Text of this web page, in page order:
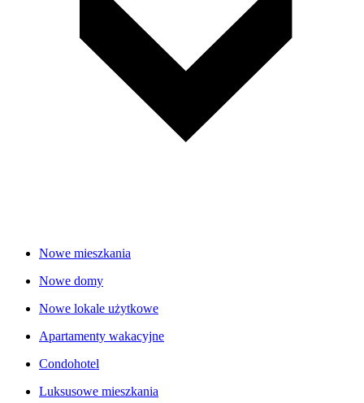
Nowe mieszkania
Nowe domy
Nowe lokale użytkowe
Apartamenty wakacyjne
Condohotel
Luksusowe mieszkania